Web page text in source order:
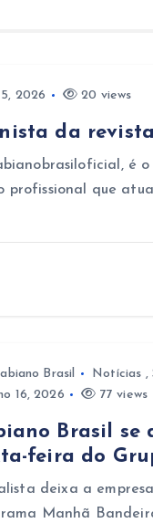
2026 20 views
da
é o
que
Brasil Notícias ,
16, 2026
77 views
Brasil se
feira do
deixa a
Manhã